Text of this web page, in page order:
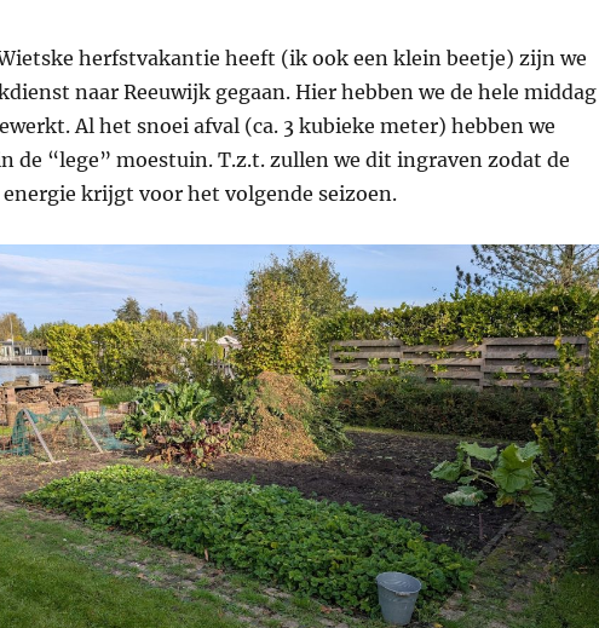
herfstvakantie heeft (ik ook een klein beetje) zijn we
naar Reeuwijk gegaan. Hier hebben we de hele middag
Al het snoei afval (ca. 3 kubieke meter) hebben we
de “lege” moestuin. T.z.t. zullen we dit ingraven zodat de
krijgt voor het volgende seizoen.